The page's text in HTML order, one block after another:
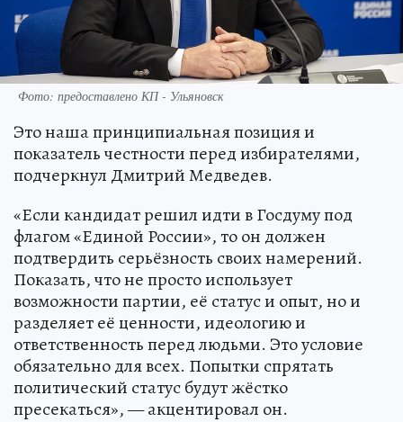
Фото: предоставлено КП - Ульяновск
Это наша принципиальная позиция и
показатель честности перед избирателями,
подчеркнул Дмитрий Медведев.
«Если кандидат решил идти в Госдуму под
флагом «Единой России», то он должен
подтвердить серьёзность своих намерений.
Показать, что не просто использует
возможности партии, её статус и опыт, но и
разделяет её ценности, идеологию и
ответственность перед людьми. Это условие
обязательно для всех. Попытки спрятать
политический статус будут жёстко
пресекаться», — акцентировал он.